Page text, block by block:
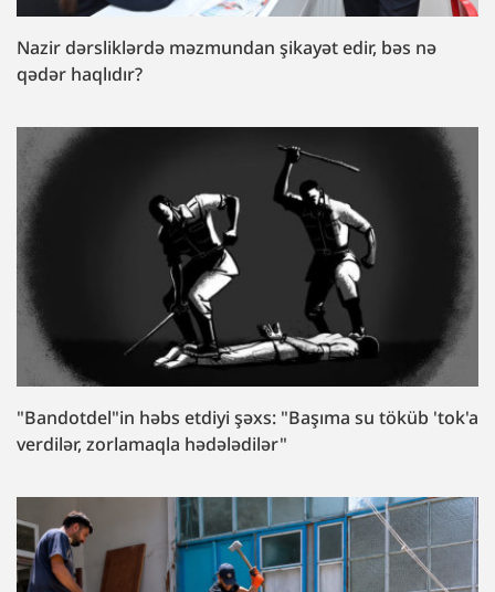
Nazir dərsliklərdə məzmundan şikayət edir, bəs nə
qədər haqlıdır?
"Bandotdel"in həbs etdiyi şəxs: "Başıma su töküb 'tok'a
verdilər, zorlamaqla hədələdilər"